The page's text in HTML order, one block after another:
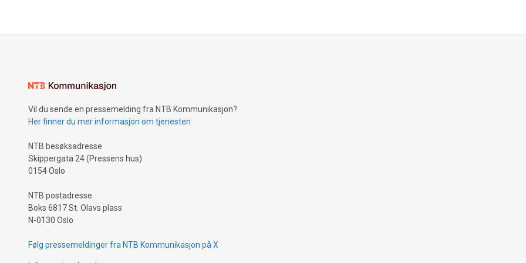
med blikket vendt mot Amerika.
Vil du sende en pressemelding fra NTB Kommunikasjon?
Her finner du mer informasjon om tjenesten
NTB besøksadresse
Skippergata 24 (Pressens hus)
0154 Oslo
NTB postadresse
Boks 6817 St. Olavs plass
N-0130 Oslo
Følg pressemeldinger fra NTB Kommunikasjon på X